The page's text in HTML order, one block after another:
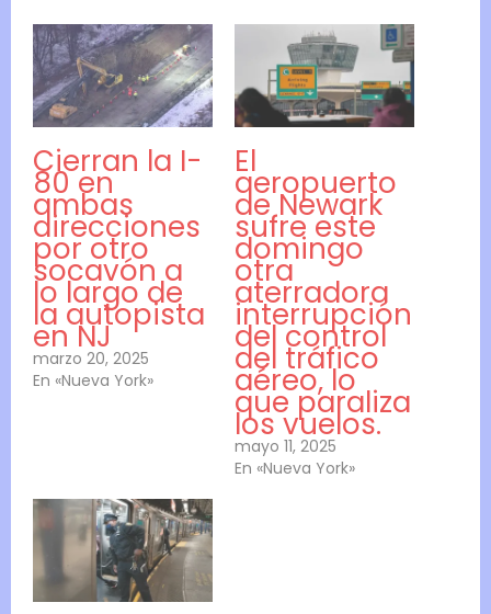
Cierran la I-
80 en
ambas
direcciones
por otro
socavón a
lo largo de
la autopista
en NJ
marzo 20, 2025
En «Nueva York»
El
aeropuerto
de Newark
sufre este
domingo
otra
aterradora
interrupción
del control
del tráfico
aéreo, lo
que paraliza
los vuelos.
mayo 11, 2025
En «Nueva York»